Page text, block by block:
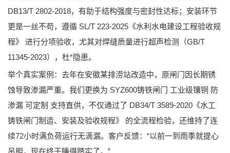
DB13/T 2802-2018，有助于结构强度与密封性达标；安装环节
更是一丝不苟，遵循 SL/T 223-2025《水利水电建设工程验收规
程》
进行分项验收，尤其对焊缝质量进行超声检测（GB/T
11345-2023），杜*隐患。
举个真实案例：去年在安徽某排涝站改造中，原闸门因长期锈
蚀导致渗漏严重。我们更换为 SYZ600铸铁闸门 工业级镶铜 防
渗漏 可定制 支持直供，不仅通过了 DB34/T 3589-2020《水工
铸铁闸门制造、安装及验收规程》
的全流程检验，还维持了连
续72小时满负荷运行无滴漏。客户反馈：“以前一到雨季就提心